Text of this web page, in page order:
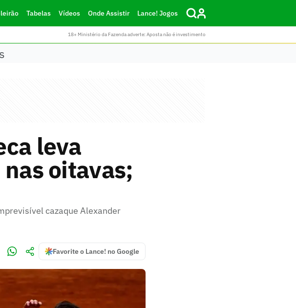
Tabelas Vídeos Onde Assistir Lance! Jogos
18+ Ministério da Fazenda adverte: Aposta não é investimento
leva
oitavas;
cazaque Alexander
Favorite o Lance! no Google